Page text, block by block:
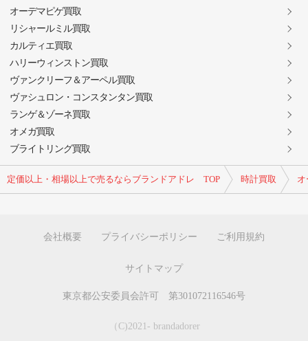
定価以上・相場以上で売るならブランドアドレ TOP 時計買取
オーデマピゲ買取
リシャールミル買取
カルティエ買取
ハリーウィンストン買取
ヴァンクリーフ＆アーペル買取
ヴァシュロン・コンスタンタン買取
ランゲ＆ゾーネ買取
オメガ買取
ブライトリング買取
会社概要 プライバシーポリシー ご利用規約
サイトマップ
東京都公安委員会許可 第301072116546号
（C)2021- brandadorer